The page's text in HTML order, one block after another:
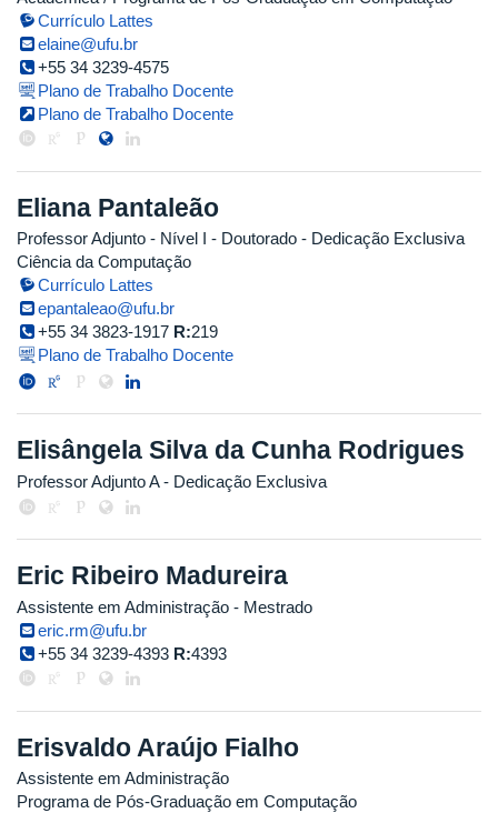
Currículo Lattes
elaine@ufu.br
+55 34 3239-4575
Plano de Trabalho Docente
Plano de Trabalho Docente
Eliana Pantaleão
Professor Adjunto - Nível I - Doutorado - Dedicação Exclusiva
Ciência da Computação
Currículo Lattes
epantaleao@ufu.br
+55 34 3823-1917 R:219
Plano de Trabalho Docente
Elisângela Silva da Cunha Rodrigues
Professor Adjunto A- Dedicação Exclusiva
Eric Ribeiro Madureira
Assistente em Administração - Mestrado
eric.rm@ufu.br
+55 34 3239-4393 R:4393
Erisvaldo Araújo Fialho
Assistente em Administração
Programa de Pós-Graduação em Computação